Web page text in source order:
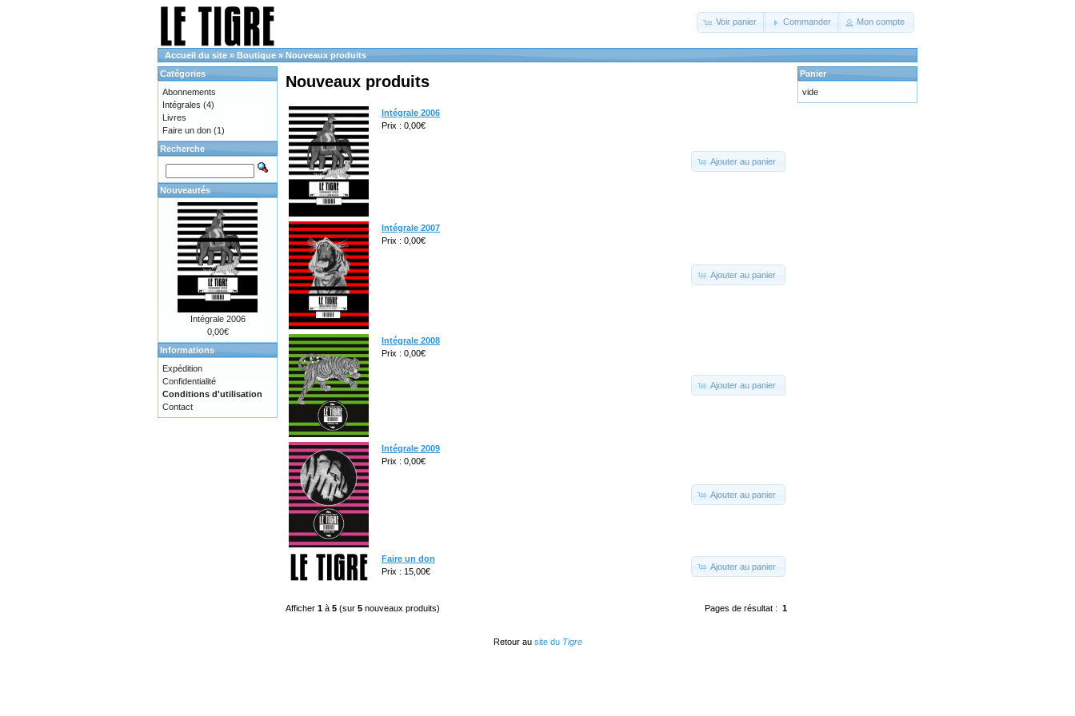
Voir panier Commander Mon compte
Accueil du site » Boutique » Nouveaux produits
Nouveaux produits
Intégrale 2006
Prix : 0,00€
Ajouter au panier
Intégrale 2007
Prix : 0,00€
Ajouter au panier
Intégrale 2008
Prix : 0,00€
Ajouter au panier
Intégrale 2009
Prix : 0,00€
Ajouter au panier
Faire un don
Prix : 15,00€
Ajouter au panier
Pages de résultat : 1
Afficher 1 à 5 (sur 5 nouveaux produits)
Catégories
Abonnements
Intégrales (4)
Livres
Faire un don (1)
Recherche
Nouveautés
Intégrale 2006
0,00€
Informations
Expédition
Confidentialité
Conditions d'utilisation
Contact
Panier
vide
Retour au site du Tigre